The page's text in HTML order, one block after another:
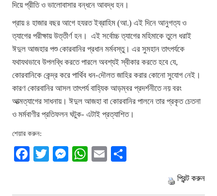
দিয়ে প্রীতি ও ভালোবাসার বন্ধনে আবদ্ধ হন।
প্রায় ৪ হাজার বছর আগে হযরত ইব্রাহিম (আ.) এই দিনে আনুগত্য ও
ত্যাগের পরীক্ষায় উত্তীর্ণ হন। এই সর্বোচ্চ ত্যাগের মহিমাকে তুলে ধরাই
ঈদুল আজহার পশু কোরবানির প্রধান মর্মবস্তু। এর সুমহান তাৎপর্যকে
যথাযথভাবে উপলব্ধি করতে পারলে অবশ্যই স্বীকার করতে হবে যে,
কোরবানিকে কেন্দ্র করে পার্থিব ধন-দৌলত জাহির করার কোনো সুযোগ নেই।
কারণ কোরবানির আসল তাৎপর্য বাহ্যিক আড়ম্বর প্রদর্শনীতে নয় বরং
আত্মত্যাগের সাধনায়। ঈদুল আজহা বা কোরবানির পালনে তার প্রকৃত চেতনা
ও মর্মবাণীর প্রতিফলন ঘটুক- এটাই প্রত্যাশিত।
শেয়ার করুন:
Facebook
TwitterMessenger
WhatsApp
Email
প্রিন্ট করুন